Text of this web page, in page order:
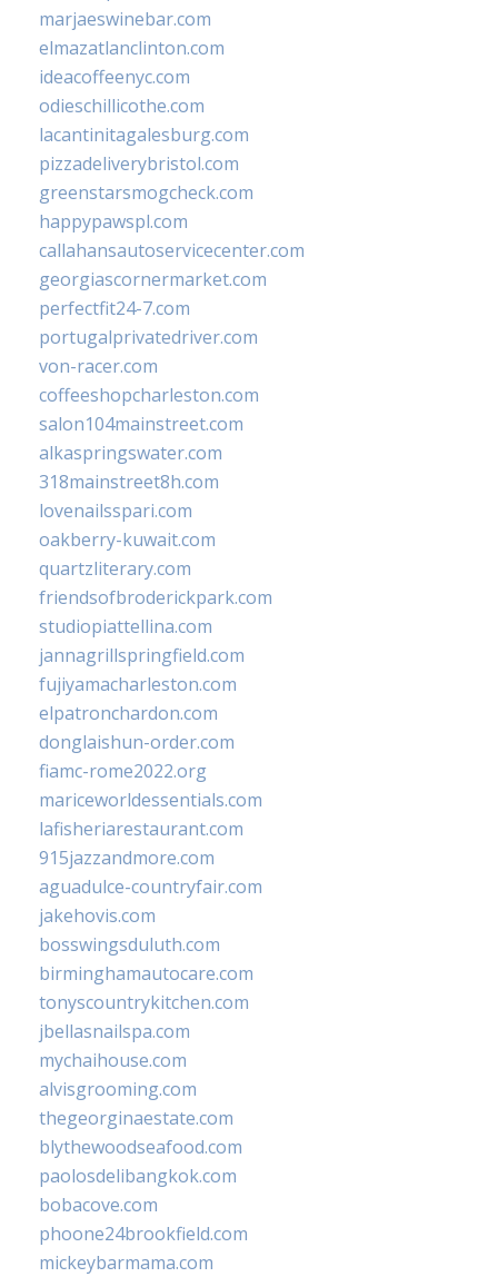
marjaeswinebar.com
elmazatlanclinton.com
ideacoffeenyc.com
odieschillicothe.com
lacantinitagalesburg.com
pizzadeliverybristol.com
greenstarsmogcheck.com
happypawspl.com
callahansautoservicecenter.com
georgiascornermarket.com
perfectfit24-7.com
portugalprivatedriver.com
von-racer.com
coffeeshopcharleston.com
salon104mainstreet.com
alkaspringswater.com
318mainstreet8h.com
lovenailsspari.com
oakberry-kuwait.com
quartzliterary.com
friendsofbroderickpark.com
studiopiattellina.com
jannagrillspringfield.com
fujiyamacharleston.com
elpatronchardon.com
donglaishun-order.com
fiamc-rome2022.org
mariceworldessentials.com
lafisheriarestaurant.com
915jazzandmore.com
aguadulce-countryfair.com
jakehovis.com
bosswingsduluth.com
birminghamautocare.com
tonyscountrykitchen.com
jbellasnailspa.com
mychaihouse.com
alvisgrooming.com
thegeorginaestate.com
blythewoodseafood.com
paolosdelibangkok.com
bobacove.com
phoone24brookfield.com
mickeybarmama.com